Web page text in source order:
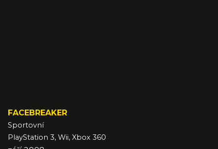
FACEBREAKER
Sportovní
PlayStation 3, Wii, Xbox 360